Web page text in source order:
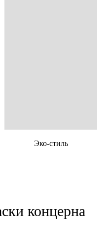
Эко-стиль
концерна